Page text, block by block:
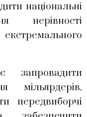
національні
нерівності
запровадити
мільярдерів,
передвиборчі